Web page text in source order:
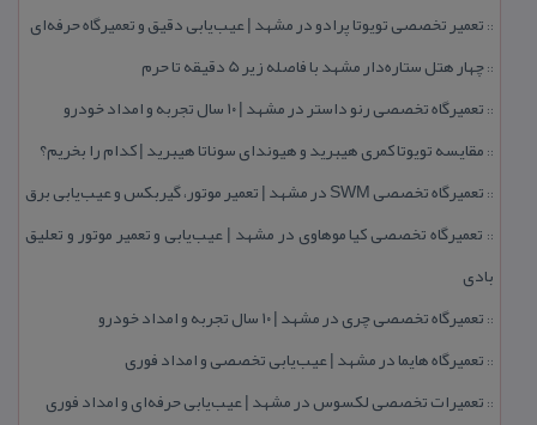
:: تعمیر تخصصی تویوتا پرادو در مشهد | عیب‌یابی دقیق و تعمیرگاه حرفه‌ای
::چهار هتل‌ ستاره‌دار مشهد با فاصله زیر 5 دقیقه تا حرم
:: تعمیرگاه تخصصی رنو داستر در مشهد | ۱۰ سال تجربه و امداد خودرو
:: مقایسه تویوتا كمری هیبرید و هیوندای سوناتا هیبرید | كدام را بخریم؟
:: تعمیرگاه تخصصی SWM در مشهد | تعمیر موتور، گیربكس و عیب‌یابی برق
:: تعمیرگاه تخصصی كیا موهاوی در مشهد | عیب‌یابی و تعمیر موتور و تعلیق
بادی
:: تعمیرگاه تخصصی چری در مشهد | ۱۰ سال تجربه و امداد خودرو
:: تعمیرگاه هایما در مشهد | عیب‌یابی تخصصی و امداد فوری
:: تعمیرات تخصصی لكسوس در مشهد | عیب‌یابی حرفه‌ای و امداد فوری